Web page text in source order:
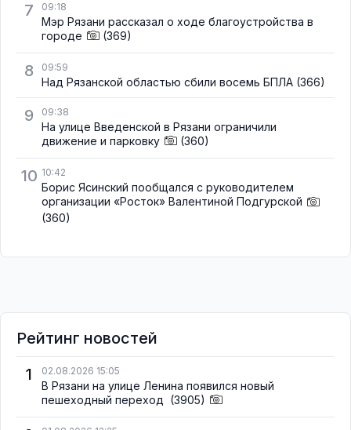
7 09:18
Мэр Рязани рассказал о ходе благоустройства в
городе
(369)
8 09:59
Над Рязанской областью сбили восемь БПЛА (366)
9 09:38
На улице Введенской в Рязани ограничили
движение и парковку
(360)
10 10:42
Борис Ясинский пообщался с руководителем
организации «Росток» Валентиной Подгурской
(360)
Рейтинг новостей
1
02.08.2026 15:05
В Рязани на улице Ленина появился новый
пешеходный переход (3905)